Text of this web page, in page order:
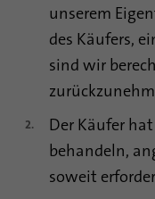
unserem
des Käufers,
sind wir
Der Käufer
behandeln,
soweit